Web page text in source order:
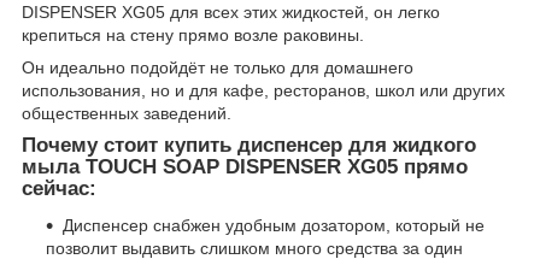
DISPENSER XG05 для всех этих жидкостей, он легко
крепиться на стену прямо возле раковины.
Он идеально подойдёт не только для домашнего
использования, но и для кафе, ресторанов, школ или других
общественных заведений.
Почему стоит купить диспенсер для жидкого
мыла TOUCH SOAP DISPENSER XG05 прямо
сейчас:
Диспенсер снабжен удобным дозатором, который не
позволит выдавить слишком много средства за один